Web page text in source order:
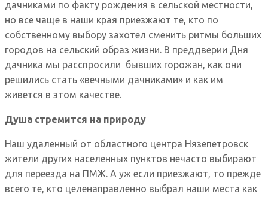
дачниками по факту рождения в сельской местности,
но все чаще в наши края приезжают те, кто по
собственному выбору захотел сменить ритмы больших
городов на сельский образ жизни. В преддверии Дня
дачника мы расспросили бывших горожан, как они
решились стать «вечными дачниками» и как им
живется в этом качестве.
Душа стремится на природу
Наш удаленный от областного центра Нязепетровск
жители других населенных пунктов нечасто выбирают
для переезда на ПМЖ. А уж если приезжают, то прежде
всего те, кто целенаправленно выбрал наши места как